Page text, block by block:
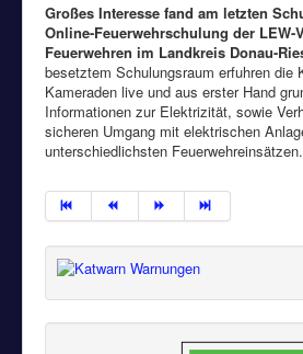
Großes Interesse fand am letzten
Online-Feuerwehrschulung der LEW-
Feuerwehren im Landkreis Donau-
besetztem Schulungsraum erfuhren die
Kameraden live und aus erster Hand
Informationen zur Elektrizität, sowie
sicheren Umgang mit elektrischen
unterschiedlichsten Feuerwehreinsätzen.